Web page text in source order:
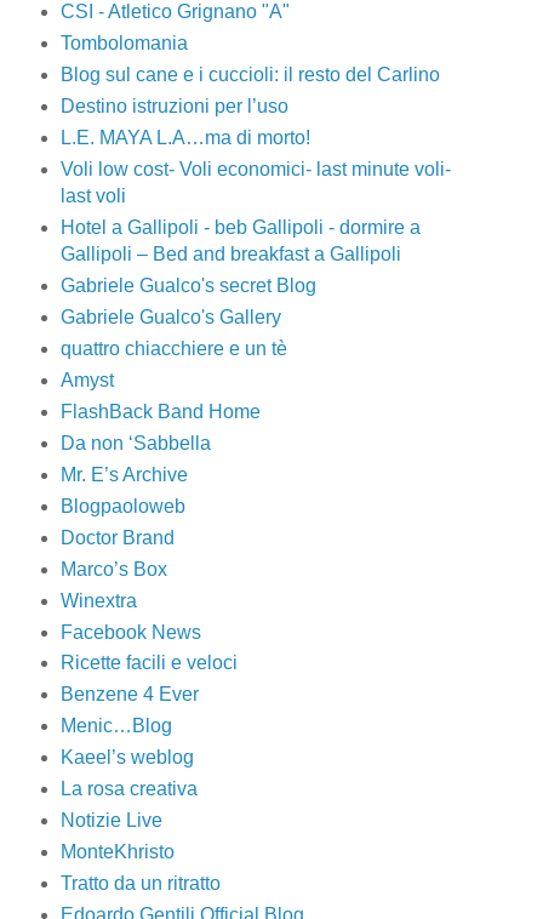
CSI - Atletico Grignano "A"
Tombolomania
Blog sul cane e i cuccioli: il resto del Carlino
Destino istruzioni per l’uso
L.E. MAYA L.A…ma di morto!
Voli low cost- Voli economici- last minute voli-
last voli
Hotel a Gallipoli - beb Gallipoli - dormire a
Gallipoli – Bed and breakfast a Gallipoli
Gabriele Gualco's secret Blog
Gabriele Gualco's Gallery
quattro chiacchiere e un tè
Amyst
FlashBack Band Home
Da non ‘Sabbella
Mr. E’s Archive
Blogpaoloweb
Doctor Brand
Marco’s Box
Winextra
Facebook News
Ricette facili e veloci
Benzene 4 Ever
Menic…Blog
Kaeel’s weblog
La rosa creativa
Notizie Live
MonteKhristo
Tratto da un ritratto
Edoardo Gentili Official Blog